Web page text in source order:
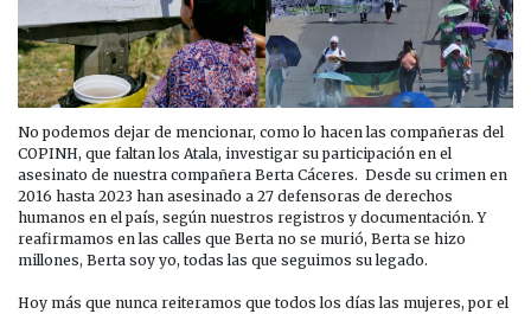
No podemos dejar de mencionar, como lo hacen las compañeras del
COPINH, que faltan los Atala, investigar su participación en el
asesinato de nuestra compañera Berta Cáceres. Desde su crimen en
2016 hasta 2023 han asesinado a 27 defensoras de derechos
humanos en el país, según nuestros registros y documentación. Y
reafirmamos en las calles que Berta no se murió, Berta se hizo
millones, Berta soy yo, todas las que seguimos su legado.
Hoy más que nunca reiteramos que todos los días las mujeres, por el